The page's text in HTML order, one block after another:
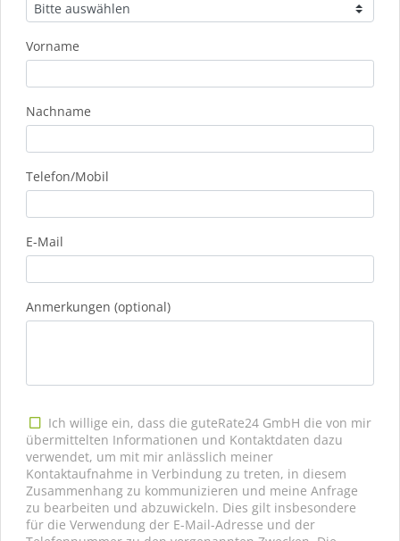
Vorname
Nachname
Telefon/Mobil
E-Mail
Anmerkungen (optional)
Ich willige ein, dass die guteRate24 GmbH die von mir
übermittelten Informationen und Kontaktdaten dazu
verwendet, um mit mir anlässlich meiner
Kontaktaufnahme in Verbindung zu treten, in diesem
Zusammenhang zu kommunizieren und meine Anfrage
zu bearbeiten und abzuwickeln. Dies gilt insbesondere
für die Verwendung der E-Mail-Adresse und der